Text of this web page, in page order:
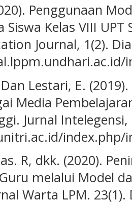
Penggunaan
Siswa Kelas VIII UPT
Journal, 1(2).
Lestari, E.
Media
Jurnal Intelegensi,
index.php/
R, dkk. (2020).
melalui Model
Warta LPM. 23(1).